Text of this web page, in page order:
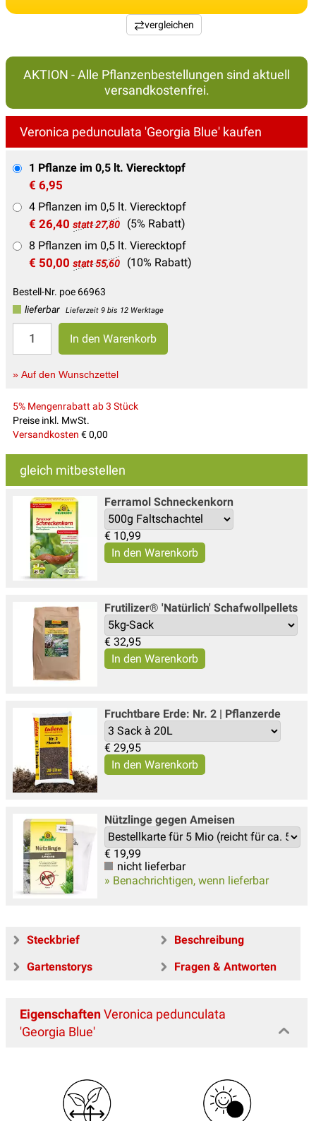
vergleichen
AKTION - Alle Pflanzenbestellungen sind aktuell
versandkostenfrei.
Veronica pedunculata 'Georgia Blue' kaufen
1 Pflanze im 0,5 lt. Vierecktopf
€ 6,95
4 Pflanzen im 0,5 lt. Vierecktopf
€ 26,40 statt 27,80
(5% Rabatt)
8 Pflanzen im 0,5 lt. Vierecktopf
€ 50,00 statt 55,60 (10% Rabatt)
Bestell-Nr. poe 66963
lieferbar
Lieferzeit 9 bis 12 Werktage
» Auf den Wunschzettel
5% Mengenrabatt ab 3 Stück
Preise inkl. MwSt.
Versandkosten € 0,00
gleich mitbestellen
Ferramol Schneckenkorn
€ 10,99
Frutilizer® 'Natürlich' Schafwollpellets
€ 32,95
Fruchtbare Erde: Nr. 2 | Pflanzerde
€ 29,95
Nützlinge gegen Ameisen
€ 19,99
nicht lieferbar
» Benachrichtigen, wenn lieferbar
Steckbrief
Beschreibung
Gartenstorys
Fragen & Antworten
EigenschaftenVeronica pedunculata
'Georgia Blue'